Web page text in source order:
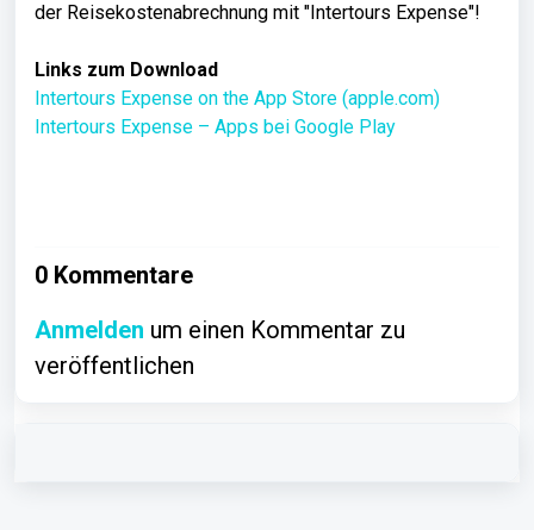
der Reisekostenabrechnung mit "Intertours Expense"!
Links zum Download
Intertours Expense on the App Store (apple.com)
Intertours Expense – Apps bei Google Play
0 Kommentare
Anmelden um einen Kommentar zu
veröffentlichen